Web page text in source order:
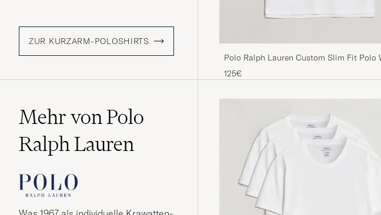
ZUR KURZARM-POLOSHIRTS
Polo Ralph Lauren Custom Slim Fit Polo
125€
Mehr von Polo
Ralph Lauren